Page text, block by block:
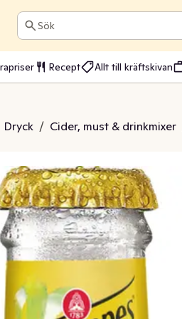
Sök
Recept Allt till kräftskivan
Dryck / Cider, must & drinkmixer